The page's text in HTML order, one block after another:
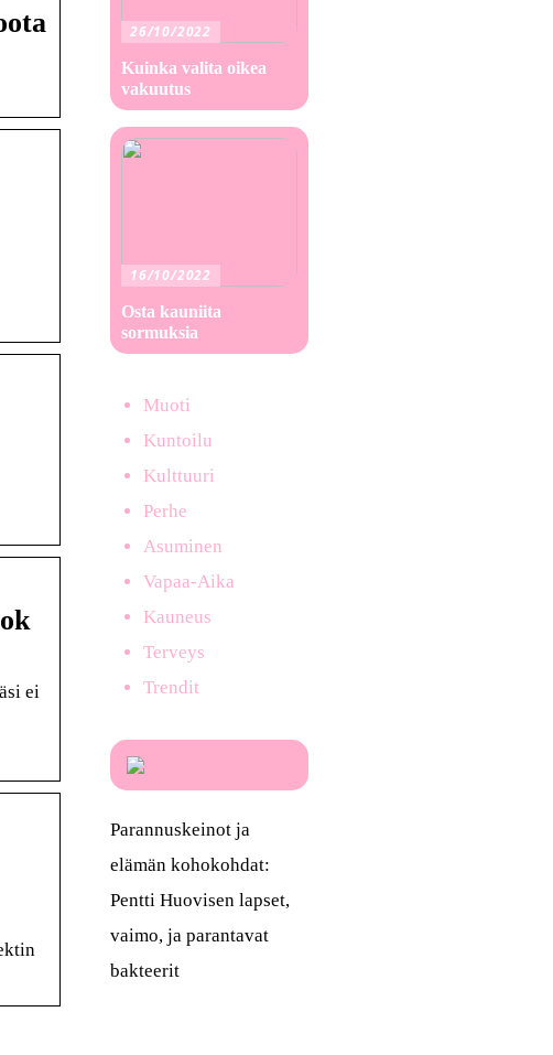
ei
26/10/2022
Kuinka valita oikea
vakuutus
16/10/2022
Osta kauniita
sormuksia
Muoti
Kuntoilu
Kulttuuri
Perhe
Asuminen
Vapaa-Aika
Kauneus
Terveys
Trendit
Parannuskeinot ja
elämän kohokohdat:
Pentti Huovisen lapset,
vaimo, ja parantavat
bakteerit